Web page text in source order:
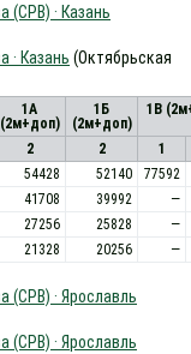
(СРВ) · Казань
· Казань (Октябрьская
1А
(2м+доп)
1Б
(2м+доп)
1В
2 2
1
54428 52140
77592
41708 39992
—
27256 25828
—
21328 20256 —
(СРВ) · Ярославль
(СРВ) · Ярославль